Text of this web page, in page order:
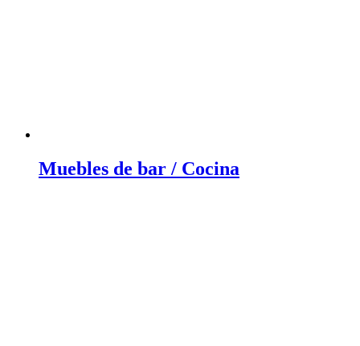
Muebles de bar / Cocina